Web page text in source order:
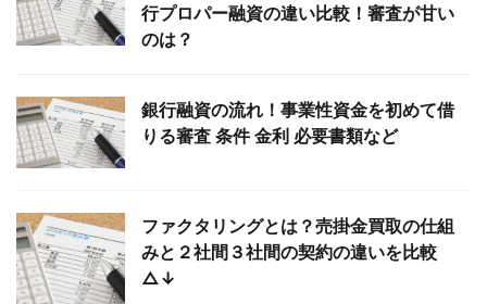
行プロパー融資の違い比較！審査が甘い
のは？
銀行融資の流れ！事業性資金を初めて借
りる審査 条件 金利 必要書類など
ファクタリングとは？売掛金買取の仕組
みと２社間３社間の契約の違いを比較
△↓